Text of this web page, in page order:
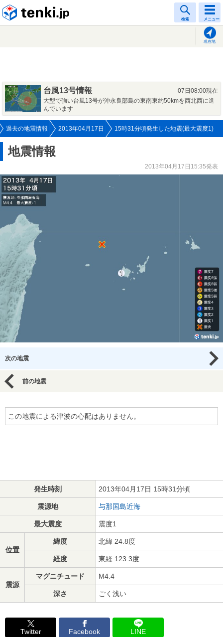
検索 メニュー
現在地
台風13号情報
07日08:00現在
大型で強い台風13号が沖永良部島の東南東約50kmを西北西に進
んでいます
過去の地震情報 2013年04月17日 15時31分頃発生した地震(最大震度1)
地震情報
2013年04月17日15:35発表
次の地震
前の地震
この地震による津波の心配はありません。
発生時刻 2013年04月17日 15時31分頃
震源地 与那国島近海
最大震度 震度1
位置
緯度 北緯 24.8度
経度 東経 123.3度
震源
マグニチュード M4.4
深さ ごく浅い
Twitter Facebook LINE